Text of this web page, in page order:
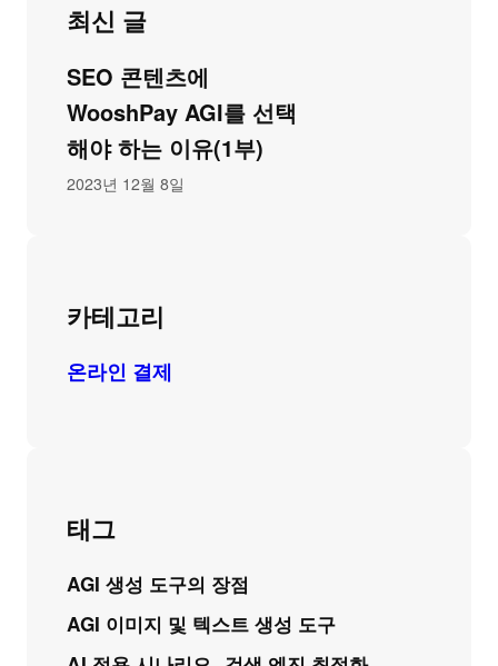
최신 글
SEO 콘텐츠에
WooshPay AGI를 선택
해야 하는 이유(1부)
2023년 12월 8일
카테고리
온라인 결제
태그
AGI 생성 도구의 장점
AGI 이미지 및 텍스트 생성 도구